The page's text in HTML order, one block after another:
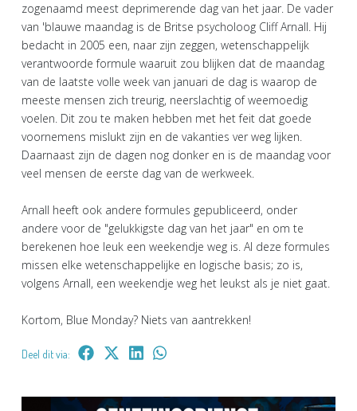
zogenaamd meest deprimerende dag van het jaar. De vader
van 'blauwe maandag is de Britse psycholoog Cliff Arnall. Hij
bedacht in 2005 een, naar zijn zeggen, wetenschappelijk
verantwoorde formule waaruit zou blijken dat de maandag
van de laatste volle week van januari de dag is waarop de
meeste mensen zich treurig, neerslachtig of weemoedig
voelen. Dit zou te maken hebben met het feit dat goede
voornemens mislukt zijn en de vakanties ver weg lijken.
Daarnaast zijn de dagen nog donker en is de maandag voor
veel mensen de eerste dag van de werkweek.
Arnall heeft ook andere formules gepubliceerd, onder
andere voor de "gelukkigste dag van het jaar" en om te
berekenen hoe leuk een weekendje weg is. Al deze formules
missen elke wetenschappelijke en logische basis; zo is,
volgens Arnall, een weekendje weg het leukst als je niet gaat.
Kortom, Blue Monday? Niets van aantrekken!
Deel dit via: